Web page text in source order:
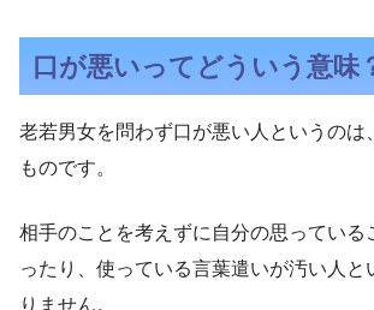
口が悪いってどういう意味
老若男女を問わず口が悪い人というのは
ものです。
相手のことを考えずに自分の思っている
ったり、使っている言葉遣いが汚い人と
りません。